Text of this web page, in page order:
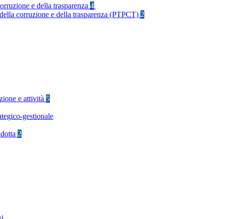
e della trasparenza 4
corruzione e della trasparenza (PTPCT) 2
e attività 5
gestionale
2